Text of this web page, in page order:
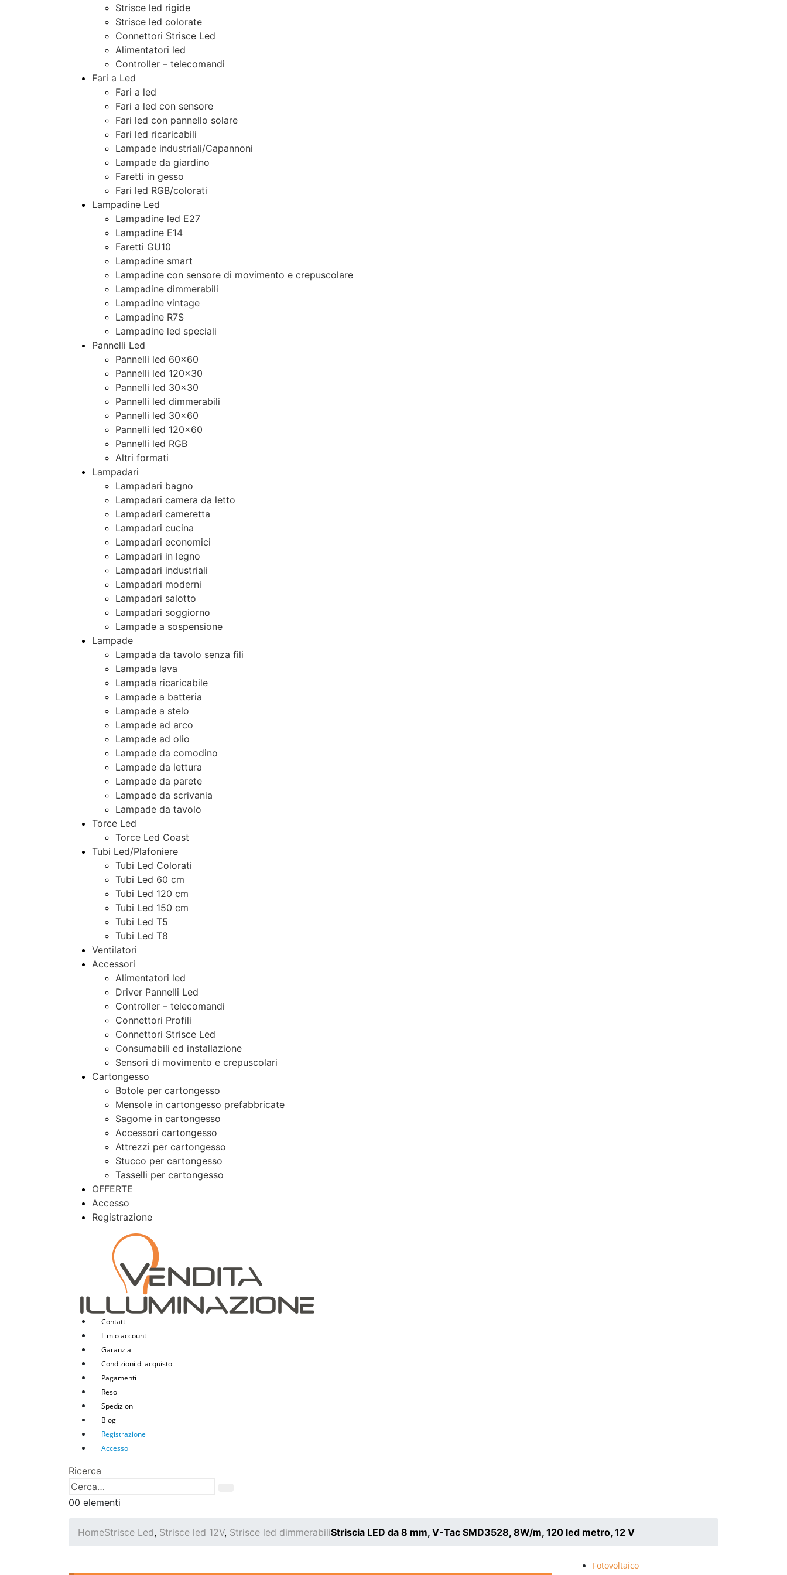
Strisce led rigide
Strisce led colorate
Connettori Strisce Led
Alimentatori led
Controller – telecomandi
Fari a Led
Fari a led
Fari a led con sensore
Fari led con pannello solare
Fari led ricaricabili
Lampade industriali/Capannoni
Lampade da giardino
Faretti in gesso
Fari led RGB/colorati
Lampadine Led
Lampadine led E27
Lampadine E14
Faretti GU10
Lampadine smart
Lampadine con sensore di movimento e crepuscolare
Lampadine dimmerabili
Lampadine vintage
Lampadine R7S
Lampadine led speciali
Pannelli Led
Pannelli led 60×60
Pannelli led 120×30
Pannelli led 30×30
Pannelli led dimmerabili
Pannelli led 30×60
Pannelli led 120×60
Pannelli led RGB
Altri formati
Lampadari
Lampadari bagno
Lampadari camera da letto
Lampadari cameretta
Lampadari cucina
Lampadari economici
Lampadari in legno
Lampadari industriali
Lampadari moderni
Lampadari salotto
Lampadari soggiorno
Lampade a sospensione
Lampade
Lampada da tavolo senza fili
Lampada lava
Lampada ricaricabile
Lampade a batteria
Lampade a stelo
Lampade ad arco
Lampade ad olio
Lampade da comodino
Lampade da lettura
Lampade da parete
Lampade da scrivania
Lampade da tavolo
Torce Led
Torce Led Coast
Tubi Led/Plafoniere
Tubi Led Colorati
Tubi Led 60 cm
Tubi Led 120 cm
Tubi Led 150 cm
Tubi Led T5
Tubi Led T8
Ventilatori
Accessori
Alimentatori led
Driver Pannelli Led
Controller – telecomandi
Connettori Profili
Connettori Strisce Led
Consumabili ed installazione
Sensori di movimento e crepuscolari
Cartongesso
Botole per cartongesso
Mensole in cartongesso prefabbricate
Sagome in cartongesso
Accessori cartongesso
Attrezzi per cartongesso
Stucco per cartongesso
Tasselli per cartongesso
OFFERTE
Accesso
Registrazione
Contatti
Il mio account
Garanzia
Condizioni di acquisto
Pagamenti
Reso
Spedizioni
Blog
Registrazione
Accesso
Ricerca
00 elementi
HomeStrisce Led, Strisce led 12V, Strisce led dimmerabiliStriscia LED da 8 mm, V-Tac SMD3528, 8W/m, 120 led metro, 12 V
Fotovoltaico